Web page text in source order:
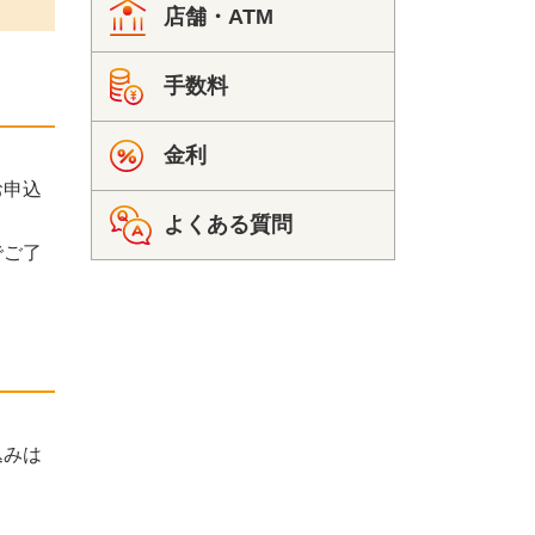
込
了
は
店舗・ATM
手数料
金利
よくある質問